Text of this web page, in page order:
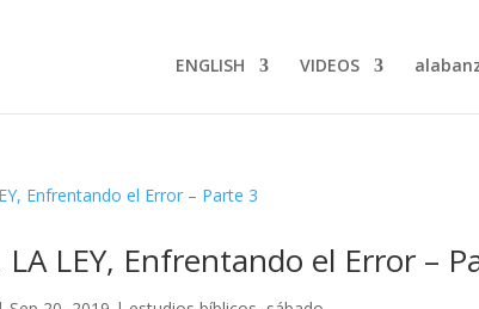
ENGLISH VIDEOS
LA LEY, Enfrentando el Error –